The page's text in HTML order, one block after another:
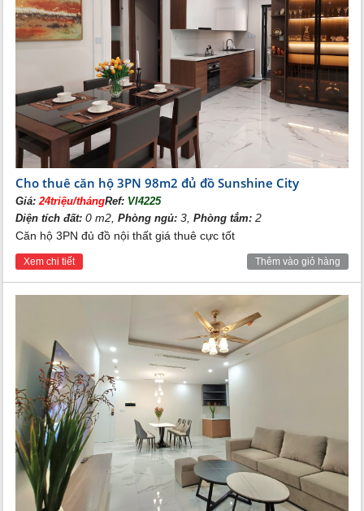
Cho thuê căn hộ 3PN 98m2 đủ đồ Sunshine City
Giá:24triệu/thángRef: VI4225
Diện tích đất: 0 m2,Phòng ngủ: 3,Phòng tắm: 2
Căn hộ 3PN đủ đồ nội thất giá thuê cực tốt
Xem chi tiết Thêm vào giỏ hàng